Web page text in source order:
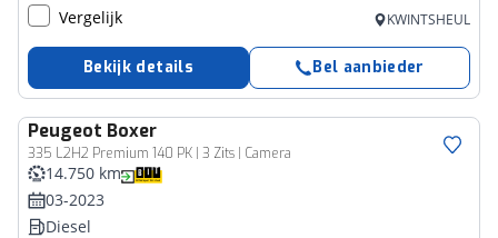
Vergelijk KWINTSHEUL
Bekijk details Bel aanbieder
Peugeot Boxer
335 L2H2 Premium 140 PK | 3 Zits | Camera
Bedrijfswagen
14.750 km
03-2023
Diesel